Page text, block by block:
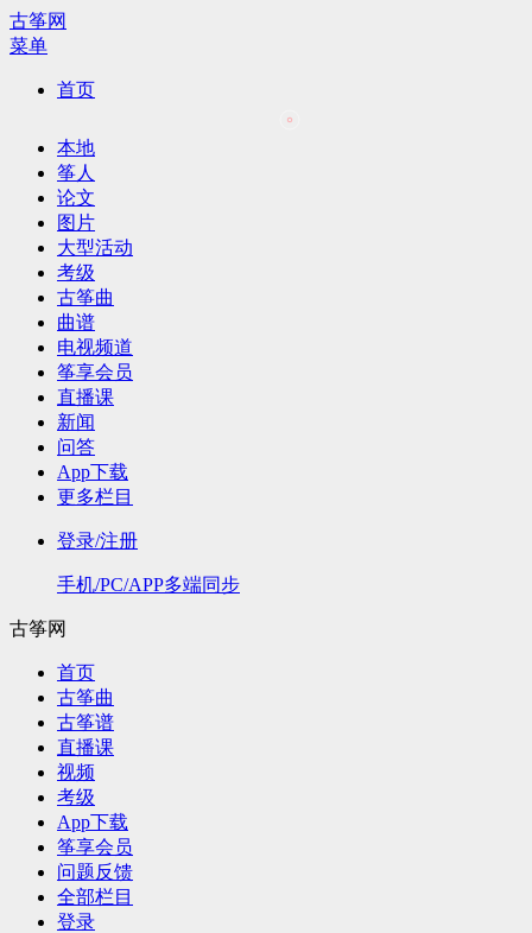
古筝网
菜单
首页
本地
筝人
论文
图片
大型活动
考级
古筝曲
曲谱
电视频道
筝享会员
直播课
新闻
问答
App下载
更多栏目
登录/注册
手机/PC/APP多端同步
古筝网
首页
古筝曲
古筝谱
直播课
视频
考级
App下载
筝享会员
问题反馈
全部栏目
登录